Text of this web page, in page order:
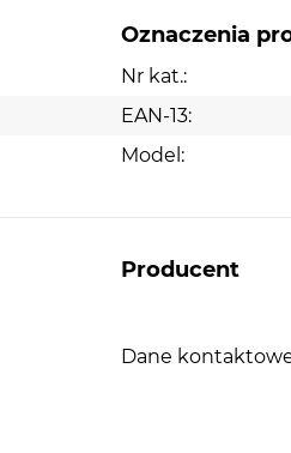
ułatwiający
dotknięciem. Wymieniaj
w celu wyczyszczenia.
Oznaczenia
Nr kat.:
EAN-13:
Model:
Producent
Dane